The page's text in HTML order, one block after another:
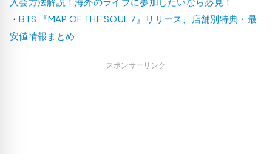
・BTS 『MAP OF THE SOUL 7』リリース、店舗別特典・最
安値情報まとめ
スポンサーリンク